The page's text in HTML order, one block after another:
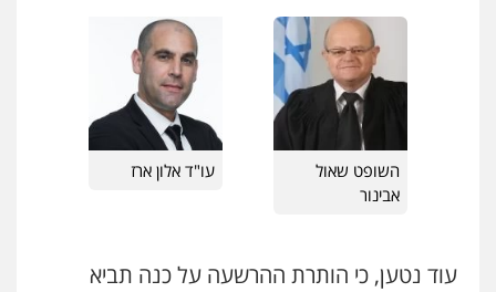
עו"ד אסף דוק
פלילי עבירות מין סמים והימורים
חמורה חקירות ומעצרים צווארון לבן והונאה
0526885006
השופט שאול
אבינור
עו"ד אלון ארז
עוד נטען, כי הותרת ההרשעה על כנה תביא
פלילי פשיעה חמורה
0544712201
עו"ד רונן בנדל
פשיעה חמורה
0524282442
פלילי מעצרים וחקירות